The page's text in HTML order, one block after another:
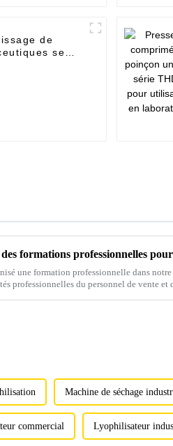
de
semi-
une formation professionnelle dans
professionnelles du personnel de vente et
Machine de séchage
commercial Lyophilisateur